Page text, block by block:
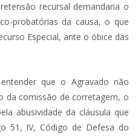
recursal demandaria o
probatórias da causa, o que
Especial, ante o óbice das
que o Agravado não
da comissão de corretagem, o
abusividade da cláusula que
51, IV, Código de Defesa do